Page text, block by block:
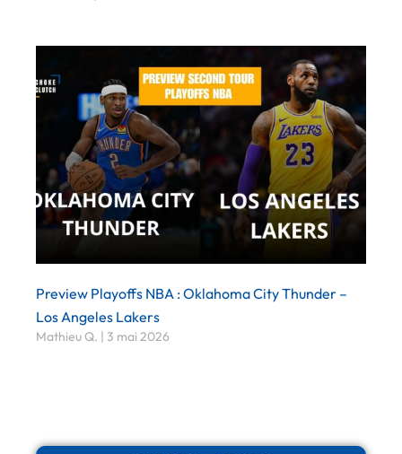
Preview Playoffs NBA : Oklahoma City Thunder –
Los Angeles Lakers
Mathieu Q. 3 mai 2026